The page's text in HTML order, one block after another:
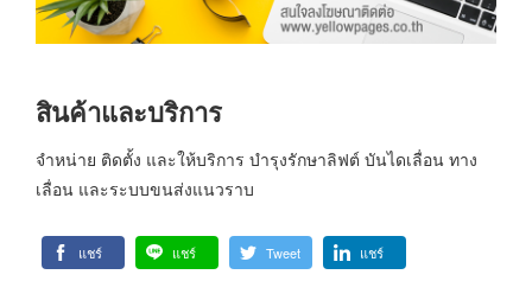
สินค้าและบริการ
จำหน่าย ติดตั้ง และให้บริการ บำรุงรักษาลิฟต์ บันไดเลื่อน ทาง
เลื่อน และระบบขนส่งแนวราบ
แชร์ แชร์ Tweet แชร์